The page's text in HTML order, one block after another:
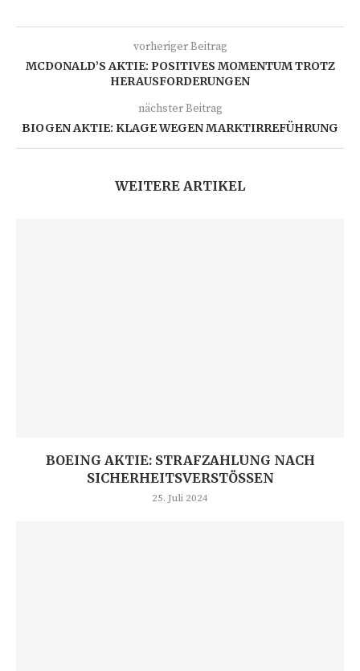
vorheriger Beitrag
MCDONALD’S AKTIE: POSITIVES MOMENTUM TROTZ
HERAUSFORDERUNGEN
nächster Beitrag
BIOGEN AKTIE: KLAGE WEGEN MARKTIRREFÜHRUNG
WEITERE ARTIKEL
BOEING AKTIE: STRAFZAHLUNG NACH
SICHERHEITSVERSTÖSSEN
25. Juli 2024